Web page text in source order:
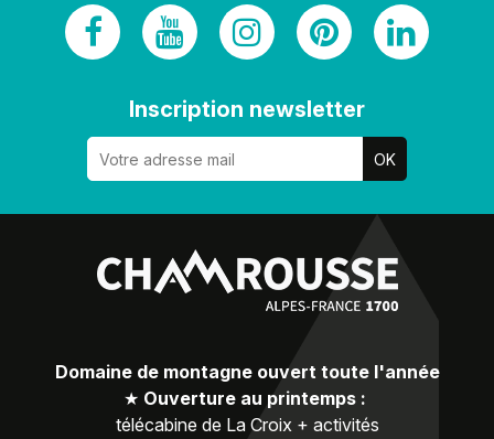
Inscription newsletter
Domaine de montagne ouvert toute l'année
★ Ouverture au printemps :
télécabine de La Croix + activités